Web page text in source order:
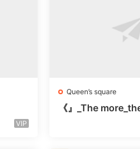
VIP
Queen’s square
《』_The